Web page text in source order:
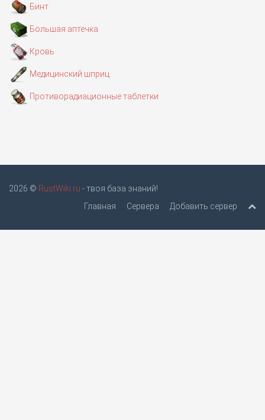
Бинт
Большая аптечка
Кровь
Медицинский шприц
Противорадиационные таблетки
2026 © RustWiki.ru - твоя база знаний!
Главная
Сервера Добавить сервер